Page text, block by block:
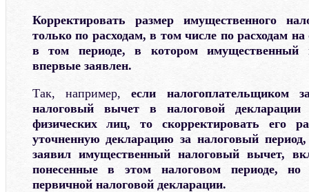
Корректировать размер имущественного
только по расходам, в том числе по расходам
в том периоде, в котором имущественный
впервые заявлен.
Так, например,если налогоплательщиком
налоговый вычет в налоговой
физических лиц, то скорректировать его
уточненную декларацию за налоговый
заявил имущественный налоговый вычет,
понесенные в этом налоговом периоде,
первичной налоговой декларации.